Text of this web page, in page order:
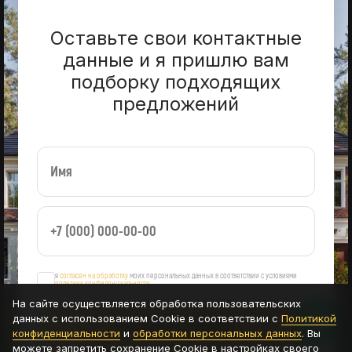
Оставьте свои контактные
данные и я пришлю вам
подборку подходящих
предложений
ясогласен на обработкумоих персональных данных в соответствии с условиями
политики конфиденциальности
ОСТАВИТЬ ЗАЯВКУ
На сайте осуществляется обработка пользовательских
данных с использованием Cookie в соответствии с Политикой
конфиденциальности и обработки персональных данных. Вы
можете запретить сохранение Cookie в настройках своего